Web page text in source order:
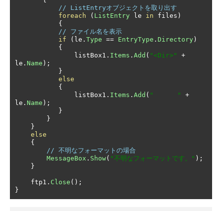
// ListEntryオブジェクトを取り出す
foreach
( ListEntry le in files )
{
// ファイル名を表示
if
( le . Type == EntryType . Directory)
{
               listBox1
. Items . Add ( "<Dir>"
+
le . Name );
}
else
{
               listBox1
. Items . Add ( "      "
+
le . Name );
}
}
}
else
{
// 不明なフォーマットの場合
MessageBox . Show( "不明なフォーマットです。" );
}
    ftp1
. Close ();
}